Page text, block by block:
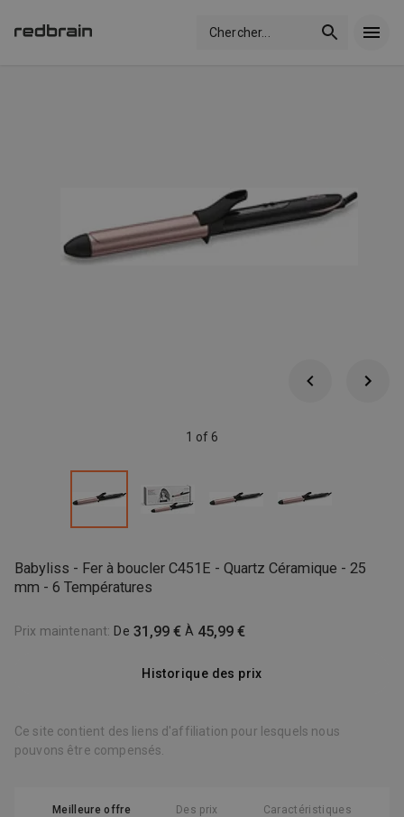
Chercher...
1 of 6
Babyliss - Fer à boucler C451E - Quartz Céramique - 25
mm - 6 Températures
Prix maintenant: De 31,99 € À 45,99 €
Historique des prix
Ce site contient des liens d'affiliation pour lesquels nous
pouvons être compensés.
Meilleure offre Des prix Caractéristiques